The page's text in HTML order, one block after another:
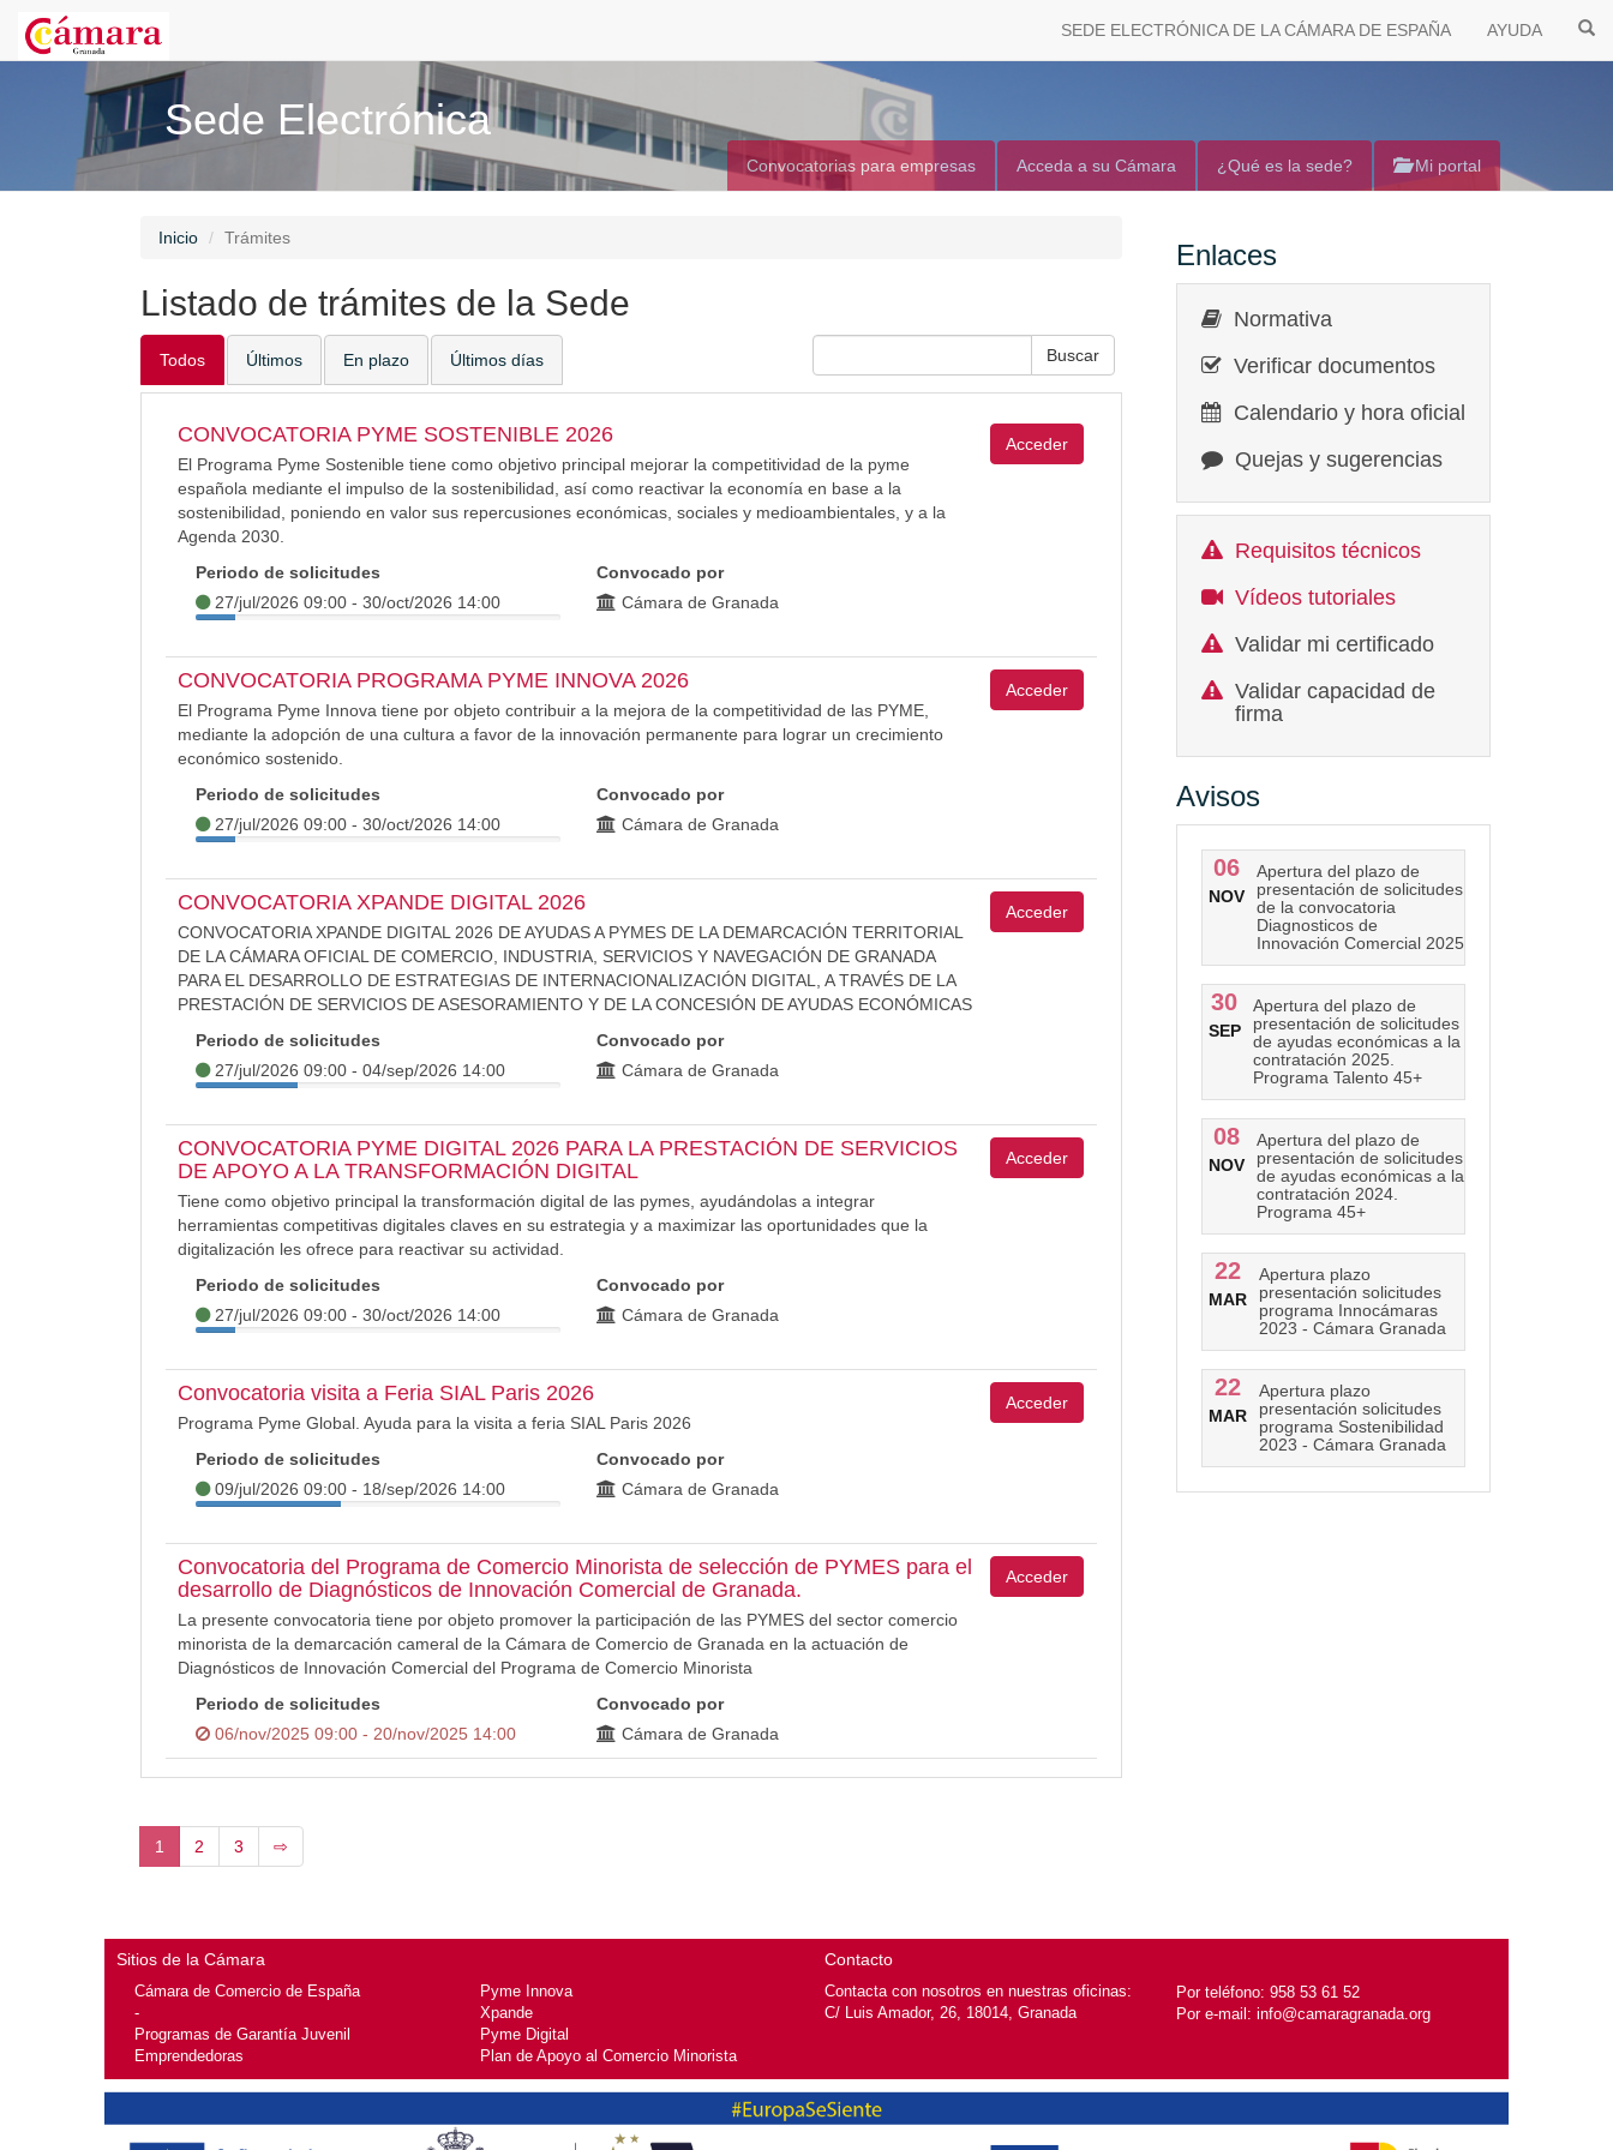
SEDE ELECTRÓNICA DE LA CÁMARA DE ESPAÑA AYUDA
Sede Electrónica
Convocatorias para empresas Acceda a su Cámara ¿Qué es la sede? Mi portal
Inicio Trámites
Listado de trámites de la Sede
Todos Últimos En plazo Últimos días
CONVOCATORIA PYME SOSTENIBLE 2026
El Programa Pyme Sostenible tiene como objetivo principal mejorar la competitividad de la pyme
española mediante el impulso de la sostenibilidad, así como reactivar la economía en base a la
sostenibilidad, poniendo en valor sus repercusiones económicas, sociales y medioambientales, y a la
Agenda 2030.
Periodo de solicitudes
27/jul/2026 09:00 - 30/oct/2026 14:00
Convocado por
Cámara de Granada
Acceder
CONVOCATORIA PROGRAMA PYME INNOVA 2026
El Programa Pyme Innova tiene por objeto contribuir a la mejora de la competitividad de las PYME,
mediante la adopción de una cultura a favor de la innovación permanente para lograr un crecimiento
económico sostenido.
Periodo de solicitudes
27/jul/2026 09:00 - 30/oct/2026 14:00
Convocado por
Cámara de Granada
Acceder
CONVOCATORIA XPANDE DIGITAL 2026
CONVOCATORIA XPANDE DIGITAL 2026 DE AYUDAS A PYMES DE LA DEMARCACIÓN TERRITORIAL
DE LA CÁMARA OFICIAL DE COMERCIO, INDUSTRIA, SERVICIOS Y NAVEGACIÓN DE GRANADA
PARA EL DESARROLLO DE ESTRATEGIAS DE INTERNACIONALIZACIÓN DIGITAL, A TRAVÉS DE LA
PRESTACIÓN DE SERVICIOS DE ASESORAMIENTO Y DE LA CONCESIÓN DE AYUDAS ECONÓMICAS
Periodo de solicitudes
27/jul/2026 09:00 - 04/sep/2026 14:00
Convocado por
Cámara de Granada
Acceder
CONVOCATORIA PYME DIGITAL 2026 PARA LA PRESTACIÓN DE SERVICIOS
DE APOYO A LA TRANSFORMACIÓN DIGITAL
Tiene como objetivo principal la transformación digital de las pymes, ayudándolas a integrar
herramientas competitivas digitales claves en su estrategia y a maximizar las oportunidades que la
digitalización les ofrece para reactivar su actividad.
Periodo de solicitudes
27/jul/2026 09:00 - 30/oct/2026 14:00
Convocado por
Cámara de Granada
Acceder
Convocatoria visita a Feria SIAL Paris 2026
Programa Pyme Global. Ayuda para la visita a feria SIAL Paris 2026
Periodo de solicitudes
09/jul/2026 09:00 - 18/sep/2026 14:00
Convocado por
Cámara de Granada
Acceder
Convocatoria del Programa de Comercio Minorista de selección de PYMES para el
desarrollo de Diagnósticos de Innovación Comercial de Granada.
La presente convocatoria tiene por objeto promover la participación de las PYMES del sector comercio
minorista de la demarcación cameral de la Cámara de Comercio de Granada en la actuación de
Diagnósticos de Innovación Comercial del Programa de Comercio Minorista
Periodo de solicitudes
06/nov/2025 09:00 - 20/nov/2025 14:00
Convocado por
Cámara de Granada
Acceder
1 2 3 ⇨
Enlaces
Normativa
Verificar documentos
Calendario y hora oficial
Quejas y sugerencias
Requisitos técnicos
Vídeos tutoriales
Validar mi certificado
Validar capacidad de
firma
Avisos
06
NOV
Apertura del plazo de
presentación de solicitudes
de la convocatoria
Diagnosticos de
Innovación Comercial 2025
30
SEP
Apertura del plazo de
presentación de solicitudes
de ayudas económicas a la
contratación 2025.
Programa Talento 45+
08
NOV
Apertura del plazo de
presentación de solicitudes
de ayudas económicas a la
contratación 2024.
Programa 45+
22
MAR
Apertura plazo
presentación solicitudes
programa Innocámaras
2023 - Cámara Granada
22
MAR
Apertura plazo
presentación solicitudes
programa Sostenibilidad
2023 - Cámara Granada
Sitios de la Cámara
Cámara de Comercio de España
-
Programas de Garantía Juvenil
Emprendedoras
Pyme Innova
Xpande
Pyme Digital
Plan de Apoyo al Comercio Minorista
Contacto
Contacta con nosotros en nuestras oficinas:
C/ Luis Amador, 26, 18014, Granada
Por teléfono: 958 53 61 52
Por e-mail: info@camaragranada.org